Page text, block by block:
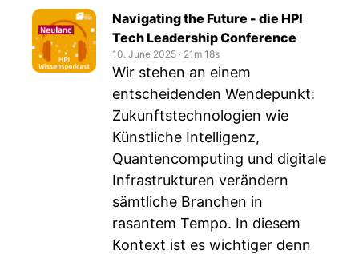
Navigating the Future - die HPI
Tech Leadership Conference
10. June 2025 ‧ 21m 18s
Wir stehen an einem
entscheidenden Wendepunkt:
Zukunftstechnologien wie
Künstliche Intelligenz,
Quantencomputing und digitale
Infrastrukturen verändern
sämtliche Branchen in
rasantem Tempo. In diesem
Kontext ist es wichtiger denn